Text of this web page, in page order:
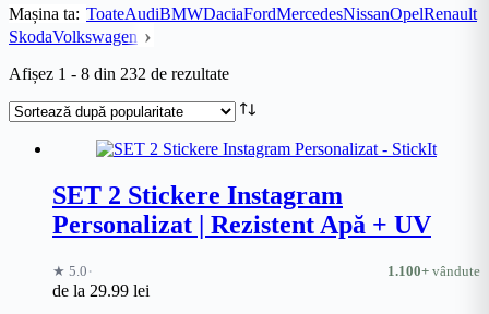
Mașina ta: ToateAudiBMWDaciaFordMercedesNissanOpelRenault
SkodaVolkswagen
Afișez 1 - 8 din 232 de rezultateSortat
popularitate
SET 2 Stickere Instagram
Personalizat | Rezistent Apă + UV
★ 5.0 · 1.100+ vândute
de la 29.99 lei